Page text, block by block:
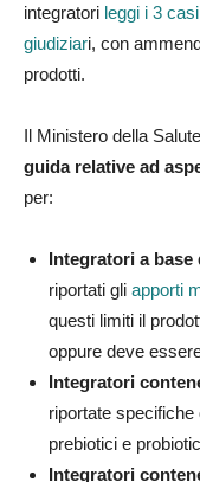
integratori leggi i 3
giudiziari, con
prodotti.
Il Ministero della
guida relative ad
per:
Integratori a
riportati gli apporti
questi limiti il
oppure deve
Integratori
riportate specifiche
prebiotici e
Integratori